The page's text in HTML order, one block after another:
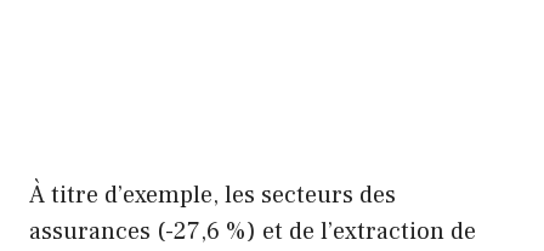
À titre d’exemple, les secteurs des
assurances (-27,6 %) et de l’extraction de